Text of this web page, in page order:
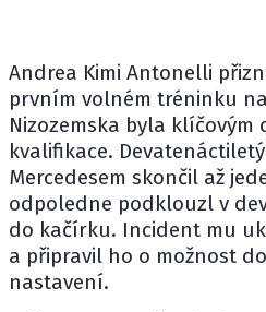
Andrea Kimi Antonelli
prvním volném tréninku
Nizozemska byla klíčovým
kvalifikace.
Mercedesem skončil až
odpoledne podklouzl v
do kačírku. Incident mu
a připravil ho o možnost
nastavení.